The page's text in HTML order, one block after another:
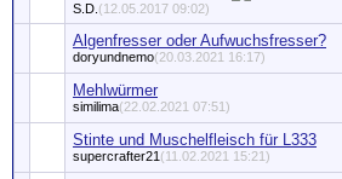
S.D. (12.05.2017 09:02)
Algenfresser oder Aufwuchsfresser?
doryundnemo(20.03.2021 16:17)
Mehlwürmer
similima(22.02.2021 07:51)
Stinte und Muschelfleisch für L333
supercrafter21 (11.02.2021 15:21)